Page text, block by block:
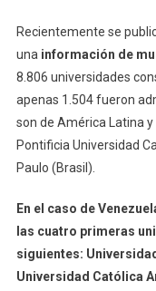
Recientemente se
una información de
8.806 universidades
apenas 1.504 fueron
son de América Latina
Pontificia Universidad
Paulo (Brasil).
En el caso de
las cuatro primeras
siguientes:
Universidad Católica